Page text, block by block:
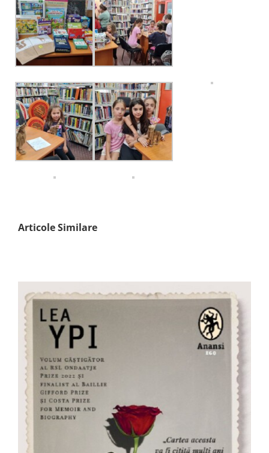
Articole Similare